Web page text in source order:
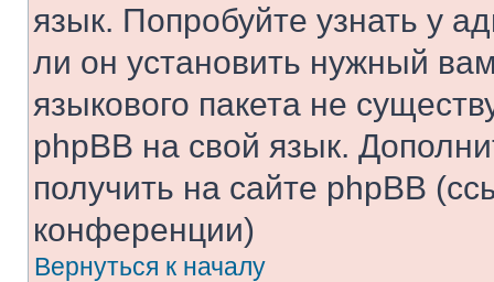
язык. Попробуйте узнать у
ли он установить нужный
языкового пакета не
phpBB на свой язык.
получить на сайте phpBB
конференции)
Вернуться к началу